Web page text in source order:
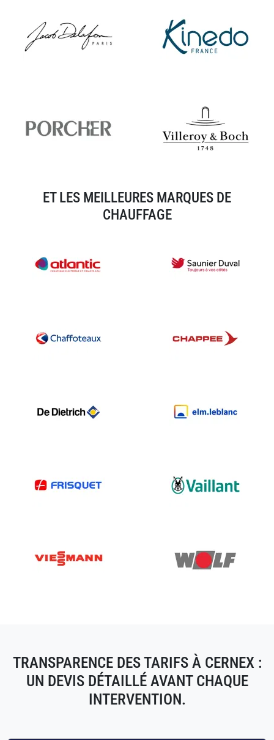
ET LES MEILLEURES MARQUES DE
CHAUFFAGE
TRANSPARENCE DES TARIFS À CERNEX :
UN DEVIS DÉTAILLÉ AVANT CHAQUE
INTERVENTION.